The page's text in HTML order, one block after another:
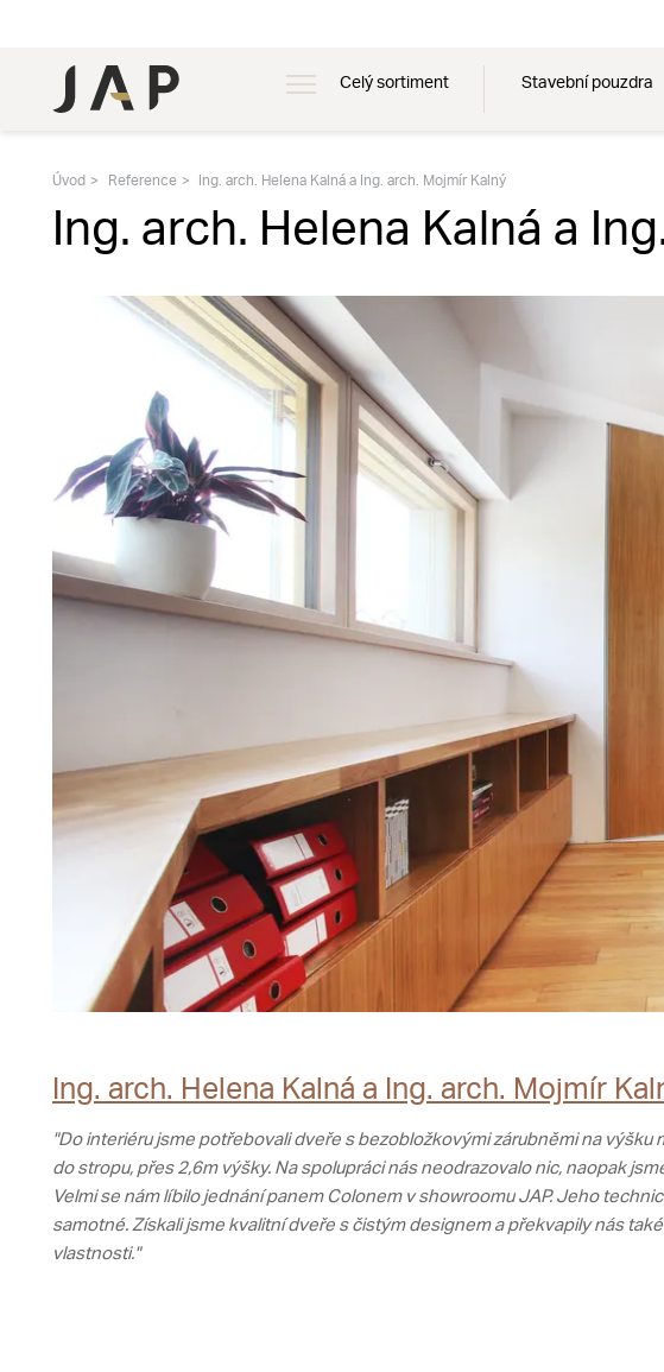
Celý sortiment Stavební pouzdra
Úvod Reference Ing. arch. Helena Kalná a Ing. arch. Mojmír Kalný
Ing. arch. Helena Kalná a
Ing. arch. Helena Kalná a Ing. arch. Mojmír
"Do interiéru jsme potřebovali dveře s bezobložkovými zárubněmi na výšku
do stropu, přes 2,6m výšky. Na spolupráci nás neodrazovalo nic, naopak
Velmi se nám líbilo jednání panem Colonem v showroomu JAP. Jeho
samotné. Získali jsme kvalitní dveře s čistým designem a překvapily nás
vlastnosti."